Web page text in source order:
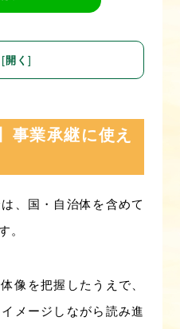
[開く]
事業承継に使え
、国・自治体を含めて
。
像を把握したうえで、
メージしながら読み進